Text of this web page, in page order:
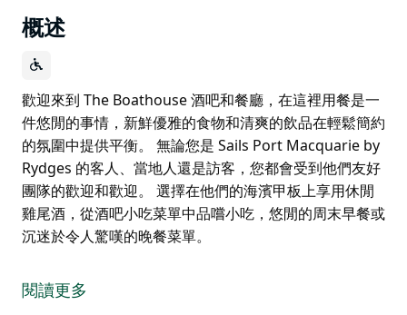
概述
歡迎來到 The Boathouse 酒吧和餐廳，在這裡用餐是一
件悠閒的事情，新鮮優雅的食物和清爽的飲品在輕鬆簡約
的氛圍中提供平衡。 無論您是 Sails Port Macquarie by
Rydges 的客人、當地人還是訪客，您都會受到他們友好
團隊的歡迎和歡迎。 選擇在他們的海濱甲板上享用休閒
雞尾酒，從酒吧小吃菜單中品嚐小吃，悠閒的周末早餐或
沉迷於令人驚嘆的晚餐菜單。
件悠閒的事情，新鮮優雅的食物和清爽的飲品在輕鬆簡約
的氛圍中提供平衡。
閱讀更多